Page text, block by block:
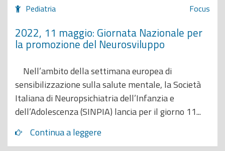
Pediatria Focus
2022, 11 maggio: Giornata Nazionale per
la promozione del Neurosviluppo
Nell’ambito della settimana europea di
sensibilizzazione sulla salute mentale, la Società
Italiana di Neuropsichiatria dell’Infanzia e
dell’Adolescenza (SINPIA) lancia per il giorno 11...
Continua a leggere